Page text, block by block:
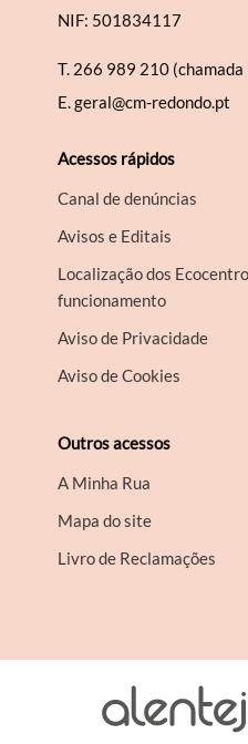
NIF: 501834117
T. 266 989 210
E.geral@cm-redondo.pt
Acessos rápidos
Canal de denúncias
Avisos e Editais
Localização dos
funcionamento
Aviso de Privacidade
Aviso de Cookies
Outros acessos
A Minha Rua
Mapa do site
Livro de Reclamações